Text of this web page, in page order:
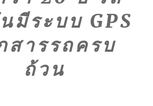
มีระบบ GPS
สารรถครบ
ถ้วน